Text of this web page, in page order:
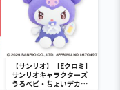
【サンリオ】【Eクロミ】
サンリオキャラクターズ
うるベビ・ちょいデカド